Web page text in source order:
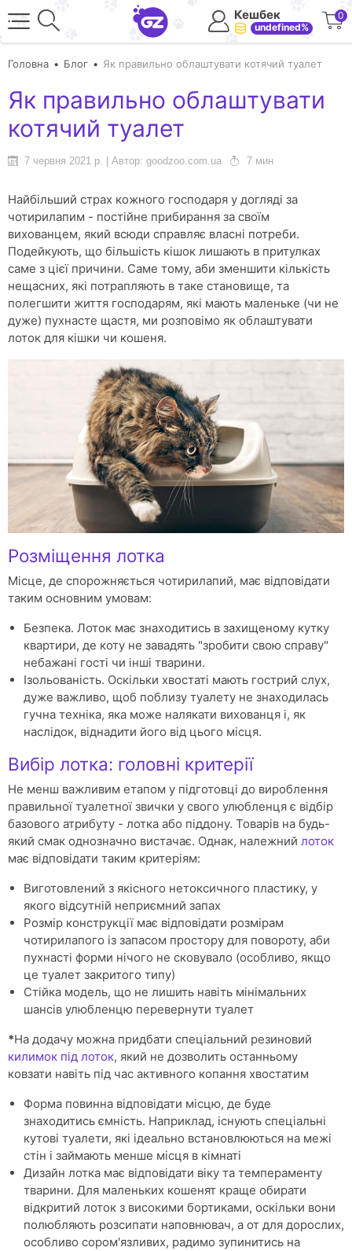
Кешбек
undefined%
0
Головна Блог Як правильно облаштувати котячий туалет
Як правильно облаштувати
котячий туалет
7 червня 2021 р. | Автор: goodzoo.com.ua 7 мин
Найбільший страх кожного господаря у догляді за
чотирилапим - постійне прибирання за своїм
вихованцем, який всюди справляє власні потреби.
Подейкують, що більшість кішок лишають в притулках
саме з цієї причини. Саме тому, аби зменшити кількість
нещасних, які потрапляють в таке становище, та
полегшити життя господарям, які мають маленьке (чи не
дуже) пухнасте щастя, ми розповімо як облаштувати
лоток для кішки чи кошеня.
Розміщення лотка
Місце, де спорожняється чотирилапий, має відповідати
таким основним умовам:
Безпека. Лоток має знаходитись в захищеному кутку
квартири, де коту не завадять "зробити свою справу"
небажані гості чи інші тварини.
Ізольованість. Оскільки хвостаті мають гострий слух,
дуже важливо, щоб поблизу туалету не знаходилась
гучна техніка, яка може налякати вихованця і, як
наслідок, віднадити його від цього місця.
Вибір лотка: головні критерії
Не менш важливим етапом у підготовці до вироблення
правильної туалетної звички у свого улюбленця є відбір
базового атрибуту - лотка або піддону. Товарів на будь-
який смак однозначно вистачає. Однак, належний лоток
має відповідати таким критеріям:
Виготовлений з якісного нетоксичного пластику, у
якого відсутній неприємний запах
Розмір конструкції має відповідати розмірам
чотирилапого із запасом простору для повороту, аби
пухнасті форми нічого не сковувало (особливо, якщо
це туалет закритого типу)
Стійка модель, що не лишить навіть мінімальних
шансів улюбленцю перевернути туалет
*На додачу можна придбати спеціальний резиновий
килимок під лоток, який не дозволить останньому
ковзати навіть під час активного копання хвостатим
Форма повинна відповідати місцю, де буде
знаходитись ємність. Наприклад, існують спеціальні
кутові туалети, які ідеально встановлюються на межі
стін і займають менше місця в кімнаті
Дизайн лотка має відповідати віку та темпераменту
тварини. Для маленьких кошенят краще обирати
відкритий лоток з високими бортиками, оскільки вони
полюбляють розсипати наповнювач, а от для дорослих,
особливо сором'язливих, радимо зупинитись на